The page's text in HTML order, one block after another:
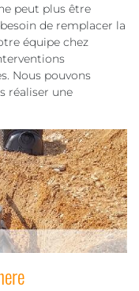
peut plus être
de remplacer la
équipe chez
Nous pouvons
réaliser une